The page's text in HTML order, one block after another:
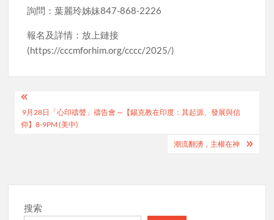
詢問：葉麗玲姊妹847-868-2226
報名及詳情：放上鏈接
(https://cccmforhim.org/cccc/2025/)
Post
navigation
9月28日「心印禱聲」禱告會 —【錫克教在印度：其起源、發展與信
仰】8-9PM (美中)
潮流翻湧，主權在神
搜索